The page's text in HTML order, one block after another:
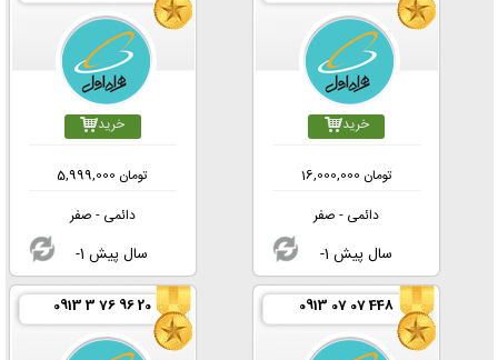
خرید
16,000,000 تومان
دائمی - صفر
-1 سال پیش
خرید
5,999,000 تومان
دائمی - صفر
-1 سال پیش
0913 07 07 448
0913 3 76 96 20